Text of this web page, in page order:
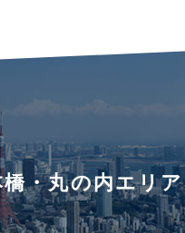
・丸の内エリア